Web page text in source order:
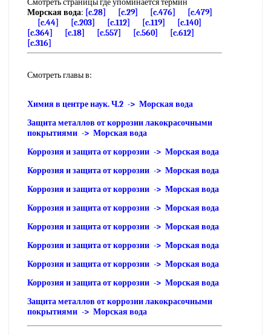
Смотреть страницы где упоминается термин
Морская вода: [c.28] [c.29] [c.476]
[c.479]
[c.44]
[c.203] [c.112] [c.119]
[c.140]
[c.364]
[c.18] [c.557] [c.560]
[c.612]
[c.316]
Смотреть главы в:
Химия в центре наук. Ч.2 -> Морская вода
Защита металлов от коррозии лакокрасочными
покрытиями -> Морская вода
Коррозия и защита от коррозии -> Морская вода
Коррозия и защита от коррозии -> Морская вода
Коррозия и защита от коррозии -> Морская вода
Коррозия и защита от коррозии -> Морская вода
Коррозия и защита от коррозии -> Морская вода
Коррозия и защита от коррозии -> Морская вода
Коррозия и защита от коррозии -> Морская вода
Коррозия и защита от коррозии -> Морская вода
Защита металлов от коррозии лакокрасочными
покрытиями -> Морская вода